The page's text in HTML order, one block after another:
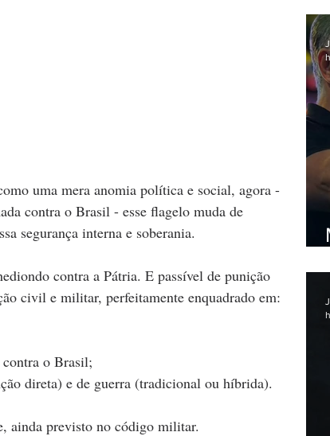
uma mera anomia política e social, agora -
contra o Brasil - esse flagelo muda de
segurança interna e soberania.
contra a Pátria. E passível de punição
civil e militar, perfeitamente enquadrado em:
contra o Brasil;
direta) e de guerra (tradicional ou híbrida).
ainda previsto no código militar.